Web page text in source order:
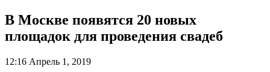
В Москве появятся 20 новых
площадок для проведения свадеб
12:16 Апрель 1, 2019